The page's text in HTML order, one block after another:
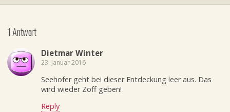
1 Antwort
Dietmar Winter
23. Januar 2016
Seehofer geht bei dieser Entdeckung leer aus. Das
wird wieder Zoff geben!
Reply